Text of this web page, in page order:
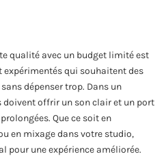
qualité avec un budget limité est
expérimentés qui souhaitent des
dépenser trop. Dans un
doivent offrir un son clair et un port
Que ce soit en
en mixage dans votre studio,
pour une expérience améliorée.